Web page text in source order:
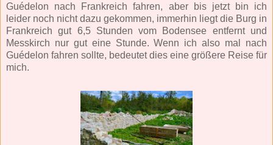
Guédelon nach Frankreich fahren, aber bis jetzt bin ich
leider noch nicht dazu gekommen, immerhin liegt die Burg in
Frankreich gut 6,5 Stunden vom Bodensee entfernt und
Messkirch nur gut eine Stunde. Wenn ich also mal nach
Guédelon fahren sollte, bedeutet dies eine größere Reise für
mich.